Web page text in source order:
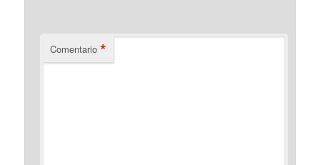
Comentario *